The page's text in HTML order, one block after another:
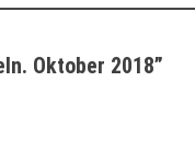
Oktober 2018”